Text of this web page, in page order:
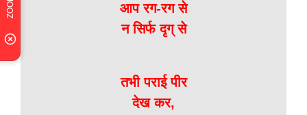
आप रग-रग से
न सिर्फ दृग् से
तभी पराई पीर
देख कर,